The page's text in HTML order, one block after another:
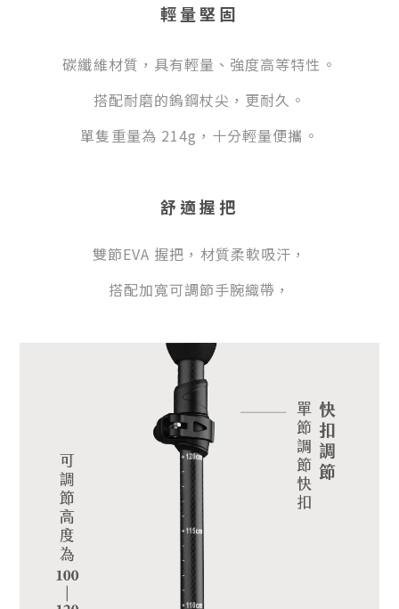
輕量堅固
碳纖維材質，具有輕量、強度高等特性。
搭配耐磨的鎢鋼杖尖，更耐久。
單隻重量為 214g，十分輕量便攜。
舒適握把
雙節EVA 握把，材質柔軟吸汗，
搭配加寬可調節手腕織帶，